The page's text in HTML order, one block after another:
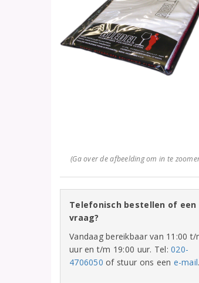
(Ga over de afbeelding om in te
Telefonisch bestellen of een
vraag?
Vandaag bereikbaar van 11:00 t/
uur en t/m 19:00 uur. Tel:020-
4706050 of stuur ons een e-mail.